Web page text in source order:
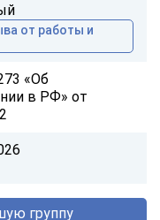
от работы и
«Об
в РФ» от
группу